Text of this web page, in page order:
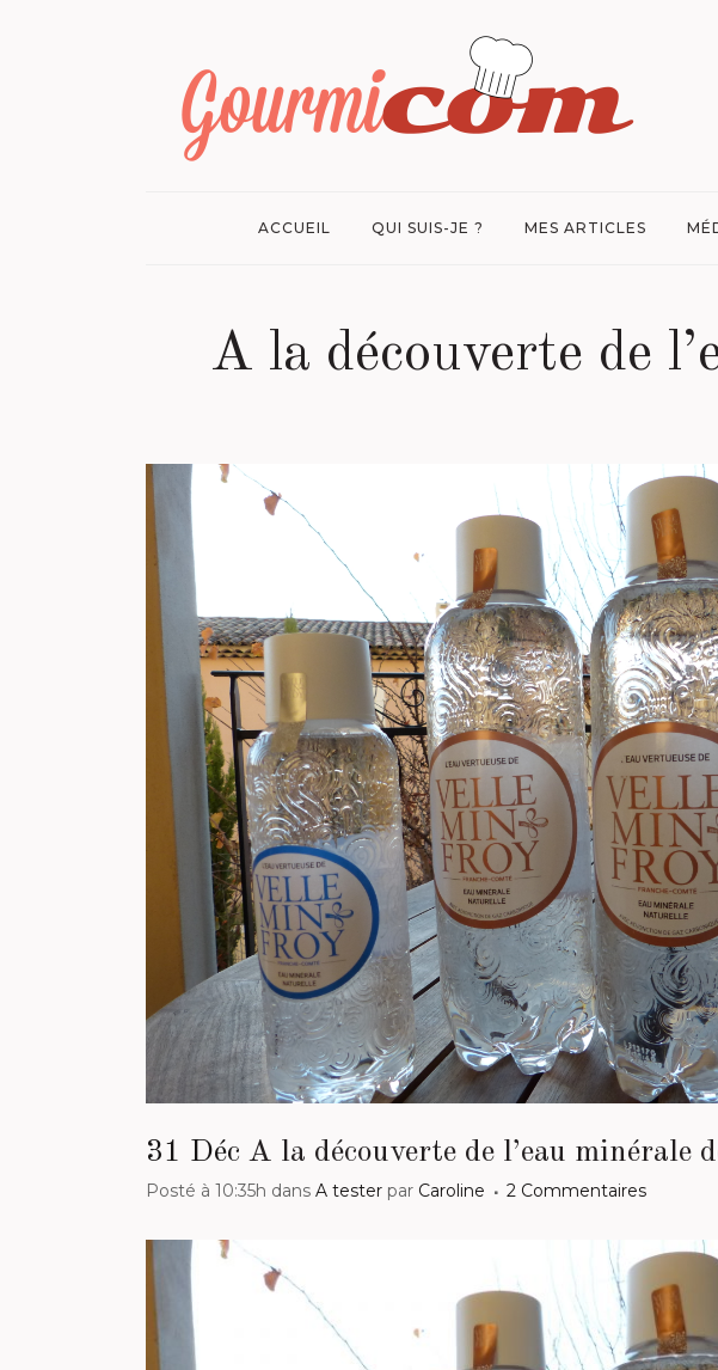
ACCUEIL QUI SUIS-JE ? MES ARTICLES
A la découverte de
31 Déc A la découverte de l’eau minérale
Posté à 10:35h dans A tester par Caroline 2 Commentaires